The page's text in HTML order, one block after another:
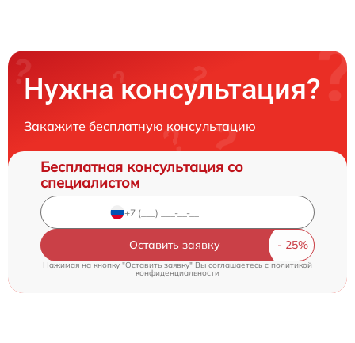
Нужна консультация?
Закажите бесплатную консультацию
Бесплатная консультация со
специалистом
Оставить заявку
Нажимая на кнопку "Оставить заявку" Вы соглашаетесь cполитикой
конфиденциальности